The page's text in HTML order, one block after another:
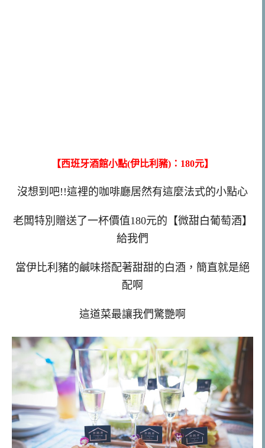
【西班牙酒館小點(伊比利豬)：180元】
沒想到吧!!這裡的咖啡廳居然有這麼法式的小點心
老闆特別贈送了一杯價值180元的【微甜白葡萄酒】
給我們
當伊比利豬的鹹味搭配著甜甜的白酒，簡直就是絕
配啊
這道菜最讓我們驚艷啊